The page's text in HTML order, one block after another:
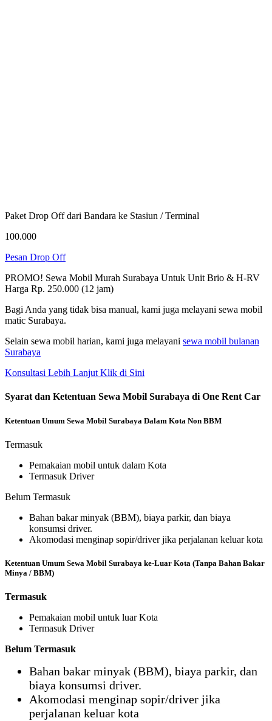
Paket Drop Off dari Bandara ke Stasiun / Terminal
100.000
Pesan Drop Off
PROMO! Sewa Mobil Murah Surabaya Untuk Unit Brio & H-RV
Harga Rp. 250.000 (12 jam)
Bagi Anda yang tidak bisa manual, kami juga melayani sewa mobil
matic Surabaya.
Selain sewa mobil harian, kami juga melayani sewa mobil bulanan
Surabaya
Konsultasi Lebih Lanjut Klik di Sini
Syarat dan Ketentuan Sewa Mobil Surabaya di One Rent Car
Ketentuan Umum Sewa Mobil Surabaya Dalam Kota Non BBM
Termasuk
Pemakaian mobil untuk dalam Kota
Termasuk Driver
Belum Termasuk
Bahan bakar minyak (BBM), biaya parkir, dan biaya
konsumsi driver.
Akomodasi menginap sopir/driver jika perjalanan keluar kota
Ketentuan Umum Sewa Mobil Surabaya ke-Luar Kota (Tanpa Bahan Bakar
Minya / BBM)
Termasuk
Pemakaian mobil untuk luar Kota
Termasuk Driver
Belum Termasuk
Bahan bakar minyak (BBM), biaya parkir, dan
biaya konsumsi driver.
Akomodasi menginap sopir/driver jika
perjalanan keluar kota